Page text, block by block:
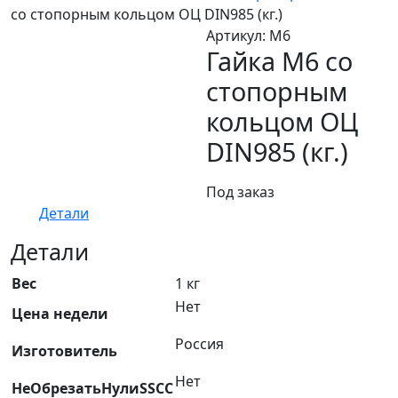
со стопорным кольцом ОЦ DIN985 (кг.)
Артикул: М6
Гайка М6 со
стопорным
кольцом ОЦ
DIN985 (кг.)
Под заказ
Детали
Детали
Вес
1 кг
Цена недели
Нет
Изготовитель Россия
НеОбрезатьНулиSSCCНет